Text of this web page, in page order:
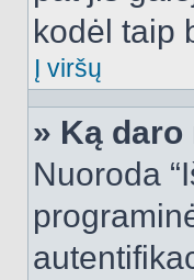
kodėl taip
Į viršų
» Ką
Nuoroda